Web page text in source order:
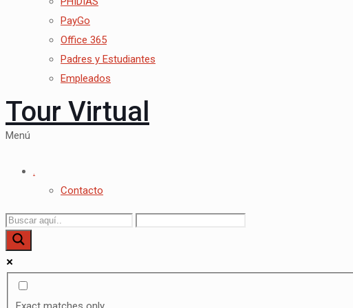
PayGo
Office 365
Padres y Estudiantes
Empleados
Tour Virtual
Menú
.
Contacto